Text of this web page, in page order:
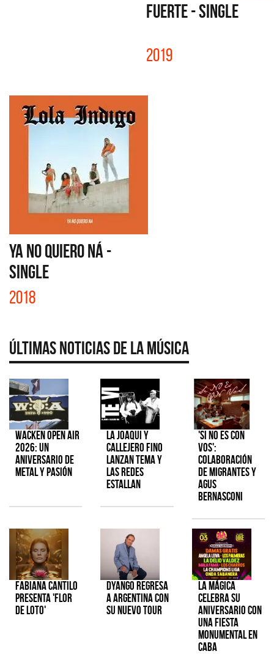
FUERTE - SINGLE
2019
YA NO QUIERO NÁ -
SINGLE
2018
Últimas Noticias de la Música
Wacken Open Air
2026: Un
aniversario de
metal y pasión
La Joaqui y
Callejero Fino
lanzan tema y
las redes
estallan
'Si No Es Con
Vos':
colaboración
de Migrantes y
Agus
Bernasconi
Fabiana Cantilo
presenta 'Flor
de Loto'
Dyango regresa
a Argentina con
su nuevo tour
La Mágica
celebra su
aniversario con
una fiesta
monumental en
CABA